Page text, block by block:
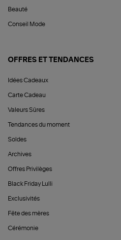
Beauté
Conseil Mode
OFFRES ET TENDANCES
Idées Cadeaux
Carte Cadeau
Valeurs Sûres
Tendances du moment
Soldes
Archives
Offres Privilèges
Black Friday Lulli
Exclusivités
Fête des mères
Cérémonie